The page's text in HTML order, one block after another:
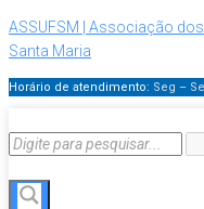
ASSUFSM | Associação
Santa Maria
Horário de atendimento: Seg –